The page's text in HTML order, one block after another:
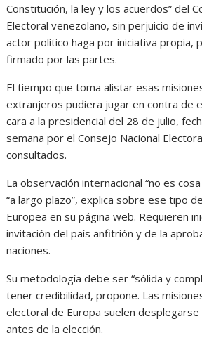
Constitución, la ley y los acuerdos” del
Electoral venezolano, sin perjuicio de
actor político haga por iniciativa propia,
firmado por las partes.
El tiempo que toma alistar esas
extranjeros pudiera jugar en contra de
cara a la presidencial del 28 de julio,
semana por el Consejo Nacional
consultados.
La observación internacional “no es
“a largo plazo”, explica sobre ese tipo de
Europea en su página web. Requieren
invitación del país anfitrión y de la
naciones.
Su metodología debe ser “sólida y
tener credibilidad, propone. Las
electoral de Europa suelen
antes de la elección.